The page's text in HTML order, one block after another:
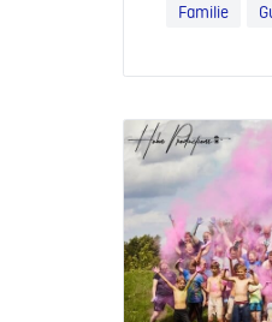
Familie
Den ultimative